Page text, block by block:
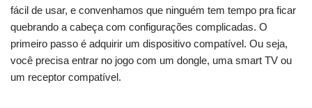
fácil de usar, e convenhamos que ninguém tem tempo pra ficar
quebrando a cabeça com configurações complicadas. O
primeiro passo é adquirir um dispositivo compatível. Ou seja,
você precisa entrar no jogo com um dongle, uma smart TV ou
um receptor compatível.